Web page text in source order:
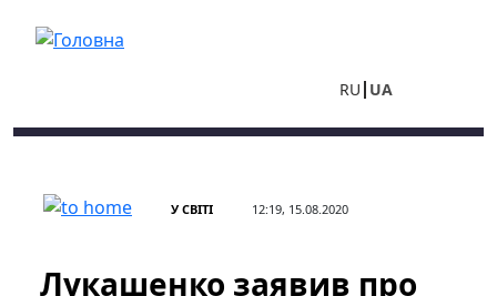
RU UA
У СВІТІ 12:19, 15.08.2020
Лукашенко заявив про